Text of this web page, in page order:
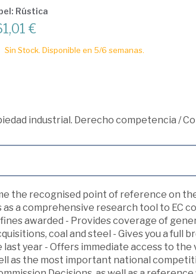
Rústica
€
Sin Stock. Disponible en 5/6 semanas.
industrial. Derecho competencia /
the recognised point of reference on
a comprehensive research tool to EC
awarded - Provides coverage of
coal and steel - Gives you a full
year - Offers immediate access to the
as the most important national